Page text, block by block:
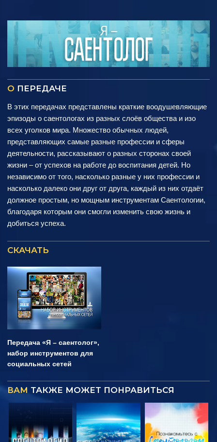
О ПЕРЕДАЧЕ
В этих передачах представлены краткие воодушевляющие
эпизоды о саентологах из разных слоёв общества и изо
всех уголков мира. Множество обычных людей,
представляющих самые разные профессии и сферы
деятельности, рассказывают о разных сторонах своей
жизни – от успехов на работе до воспитания детей. Но
независимо от того, насколько разные у них профессии и
насколько далеко они друг от друга, каждый из них отдаёт
должное простым, но мощным инструментам Саентологии,
благодаря которым они смогли изменить свою жизнь и
добиться успеха.
СКАЧАТЬ
Передача «Я – саентолог»,
набор инструментов для
социальных сетей
ВАМ ТАКЖЕ МОЖЕТ ПОНРАВИТЬСЯ